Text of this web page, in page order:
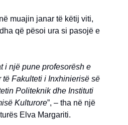
muajin janar të këtij viti,
që pësoi ura si pasojë e
i një pune profesorësh e
të Fakulteti i Inxhinierisë së
Politeknik dhe Instituti
Kulturore”, – tha në një
Elva Margariti.